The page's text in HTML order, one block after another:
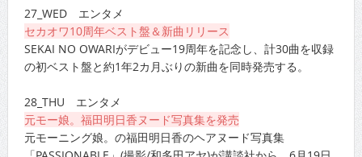
27_WED エンタメ
セカオワ10周年ベスト盤＆新曲リリース
SEKAI NO OWARIがデビュー19周年を記念し、計30曲を収録
の初ベスト盤と約1年2カ月ぶりの新曲を同時発売する。
28_THU エンタメ
元モー娘。福田明日香ヌード写真集を発売
元モーニング娘。の福田明日香のヘアヌード写真集